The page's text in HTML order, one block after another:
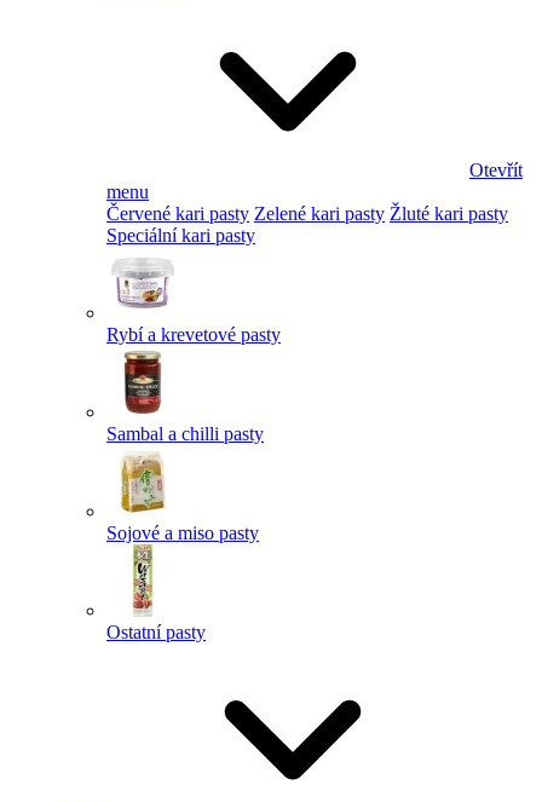
Otevřít
menu
Červené kari pasty Zelené kari pasty Žluté kari pasty
Speciální kari pasty
Rybí a krevetové pasty
Sambal a chilli pasty
Sojové a miso pasty
Ostatní pasty